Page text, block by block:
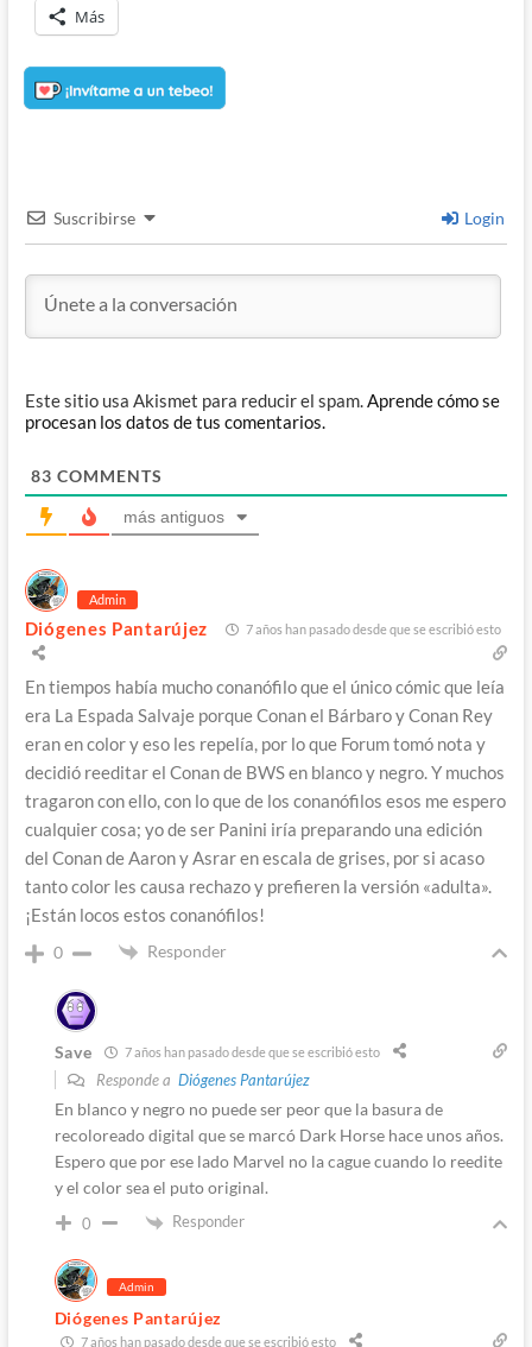
Más
Suscribirse Login
Este sitio usa Akismet para reducir el spam.Aprende cómo se
procesan los datos de tus comentarios.
83 COMMENTS
más antiguos
Admin
Diógenes Pantarújez 7 años han pasado desde que se escribió esto
En tiempos había mucho conanófilo que el único cómic que leía
era La Espada Salvaje porque Conan el Bárbaro y Conan Rey
eran en color y eso les repelía, por lo que Forum tomó nota y
decidió reeditar el Conan de BWS en blanco y negro. Y muchos
tragaron con ello, con lo que de los conanófilos esos me espero
cualquier cosa; yo de ser Panini iría preparando una edición
del Conan de Aaron y Asrar en escala de grises, por si acaso
tanto color les causa rechazo y prefieren la versión «adulta».
¡Están locos estos conanófilos!
0 Responder
Save 7 años han pasado desde que se escribió esto
Responde a Diógenes Pantarújez
En blanco y negro no puede ser peor que la basura de
recoloreado digital que se marcó Dark Horse hace unos años.
Espero que por ese lado Marvel no la cague cuando lo reedite
y el color sea el puto original.
0 Responder
Admin
Diógenes Pantarújez
7 años han pasado desde que se escribió esto